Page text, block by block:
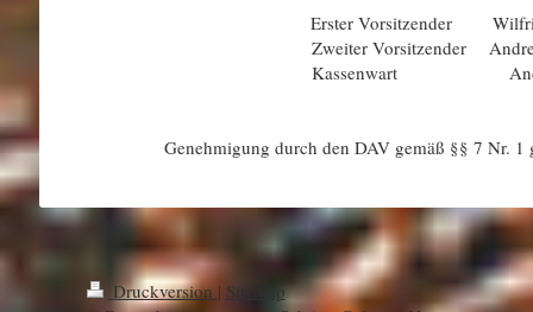
Erster Vorsitzender Wilfried
Zweiter Vorsitzender Andreas
Kassenwart Andreas
Genehmigung durch den DAV gemäß §§ 7 Nr.
Druckversion | Sitemap